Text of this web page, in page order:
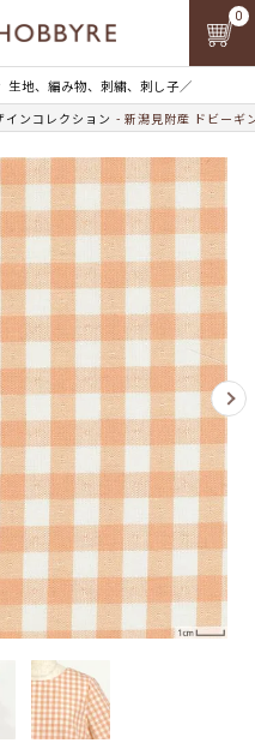
生地、編み物、刺繍、刺し子／
0
インコレクション 新潟見附産 ドビーギ